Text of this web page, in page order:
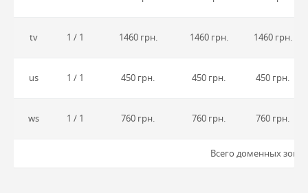
tv 1 / 1 1460 грн. 1460 грн. 1460 грн.
us 1 / 1 450 грн. 450 грн. 450 грн.
ws 1 / 1 760 грн. 760 грн. 760 грн.
Всего доменных зон: 9